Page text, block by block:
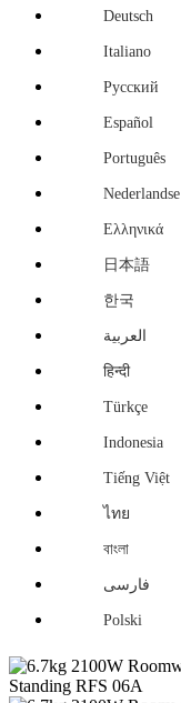
Deutsch
Italiano
Русский
Español
Português
Nederlandse
Ελληνικά
日本語
한국
العربية
हिन्दी
Türkçe
Indonesia
Tiếng Việt
ไทย
বাংলা
فارسی
Polski